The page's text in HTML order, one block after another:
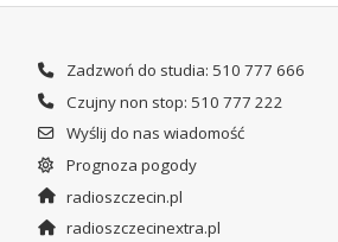
Zadzwoń do studia: 510 777 666
Czujny non stop: 510 777 222
Wyślij do nas wiadomość
Prognoza pogody
radioszczecin.pl
radioszczecinextra.pl